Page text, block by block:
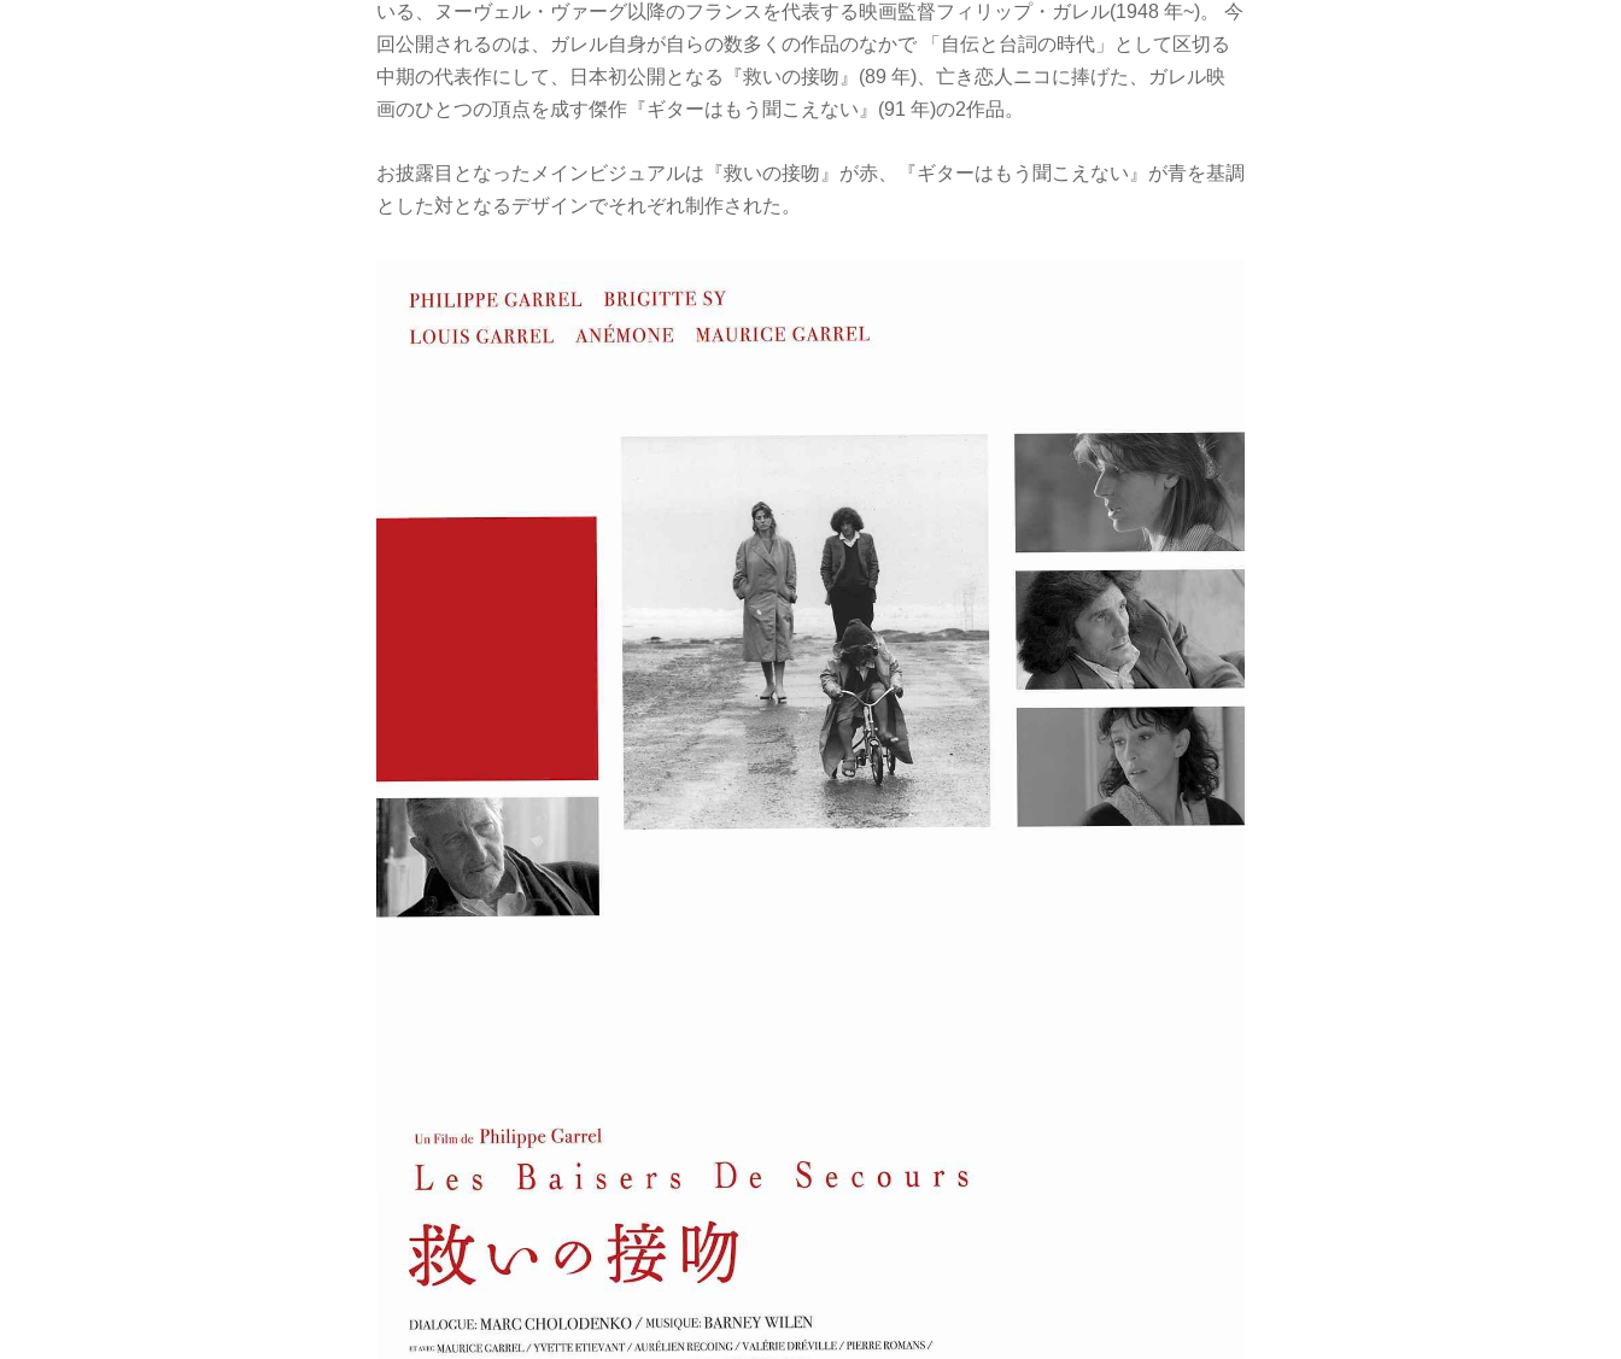
いる、ヌーヴェル・ヴァーグ以降のフランスを代表する映画監督フィリップ・ガレル(1948 年~)。 今
回公開されるのは、ガレル自身が自らの数多くの作品のなかで 「自伝と台詞の時代」として区切る
中期の代表作にして、日本初公開となる『救いの接吻』(89 年)、亡き恋人ニコに捧げた、ガレル映
画のひとつの頂点を成す傑作『ギターはもう聞こえない』(91 年)の2作品。
お披露目となったメインビジュアルは『救いの接吻』が赤、『ギターはもう聞こえない』が青を基調
とした対となるデザインでそれぞれ制作された。